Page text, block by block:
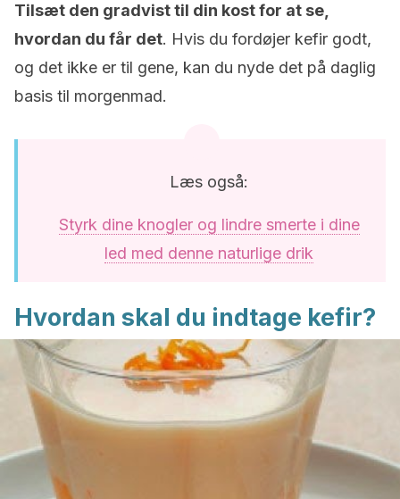
Tilsæt den gradvist til din kost for at se,
hvordan du får det. Hvis du fordøjer kefir godt,
og det ikke er til gene, kan du nyde det på daglig
basis til morgenmad.
Læs også:
Styrk dine knogler og lindre smerte i dine
led med denne naturlige drik
Hvordan skal du indtage kefir?